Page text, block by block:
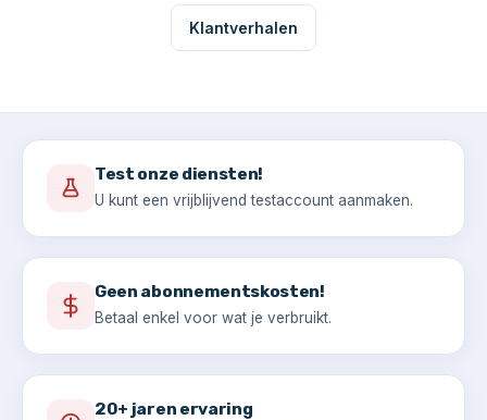
Klantverhalen
Test onze diensten!
U kunt een vrijblijvend testaccount aanmaken.
Geen abonnementskosten!
Betaal enkel voor wat je verbruikt.
20+ jaren ervaring